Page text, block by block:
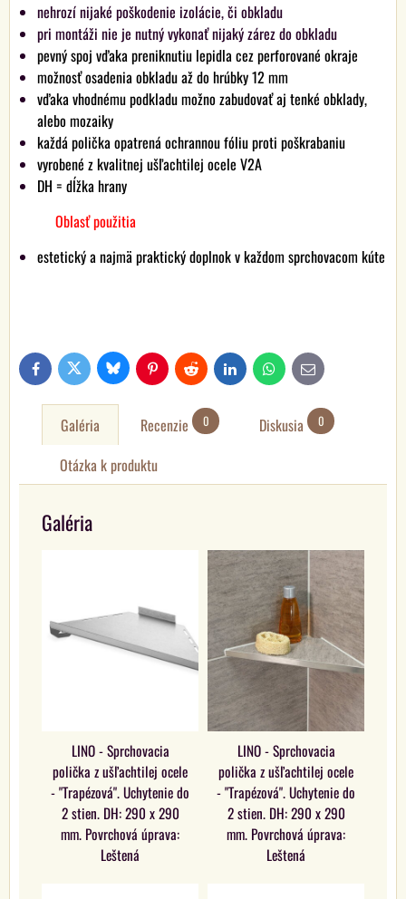
nehrozí nijaké poškodenie izolácie, či obkladu
pri montáži nie je nutný vykonať nijaký zárez do obkladu
pevný spoj vďaka preniknutiu lepidla cez perforované okraje
možnosť osadenia obkladu až do hrúbky 12 mm
vďaka vhodnému podkladu možno zabudovať aj tenké obklady,
alebo mozaiky
každá polička opatrená ochrannou fóliu proti poškrabaniu
vyrobené z kvalitnej ušľachtilej ocele V2A
DH = dĺžka hrany
Oblasť použitia
estetický a najmä praktický doplnok v každom sprchovacom kúte
FacebookTwitter Bluesky PinterestReddit LinkedIn WhatsAppE-
mail
Galéria Recenzie 0 Diskusia 0
Otázka k produktu
Galéria
LINO - Sprchovacia
polička z ušľachtilej ocele
- "Trapézová". Uchytenie do
2 stien. DH: 290 x 290
mm. Povrchová úprava:
Leštená
LINO - Sprchovacia
polička z ušľachtilej ocele
- "Trapézová". Uchytenie do
2 stien. DH: 290 x 290
mm. Povrchová úprava:
Leštená